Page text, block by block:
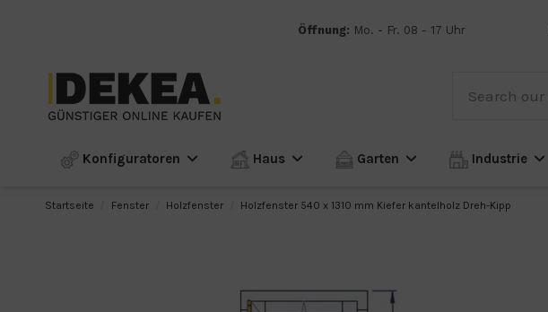
Öffnung: Mo. - Fr. 08 - 17 Uhr
Konfiguratoren Haus Garten Industrie
Startseite Fenster Holzfenster Holzfenster 540 x 1310 mm Kiefer kantelholz Dreh-Kipp